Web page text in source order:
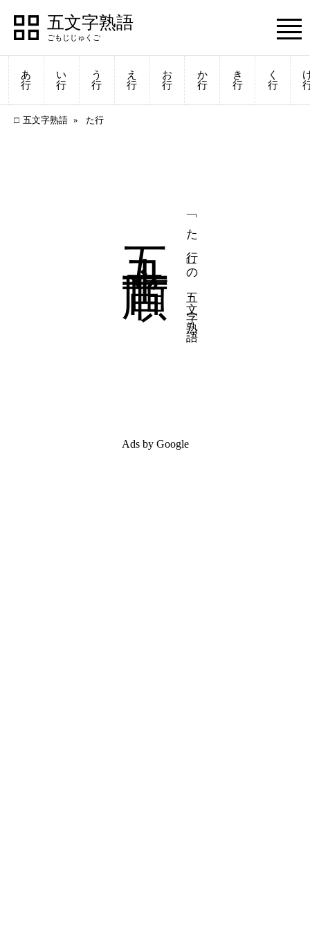
五文字熟語
あ
行
い
行
う
行
え
行
お
行
か
行
き
行
く
行
五文字熟語 た行
「た行」の五文字熟語
Ads by Google